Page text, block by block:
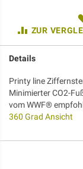
ZUR
Details
Printy line
Minimierter CO2-
vom WWF®
360 Grad Ansicht